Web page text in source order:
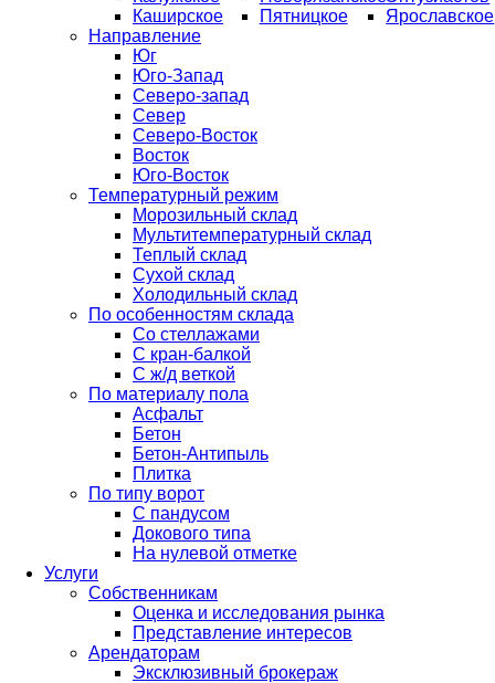
Каширское
Пятницкое
Ярославское
Направление
Юг
Юго-Запад
Северо-запад
Север
Северо-Восток
Восток
Юго-Восток
Температурный режим
Морозильный склад
Мультитемпературный склад
Теплый склад
Сухой склад
Холодильный склад
По особенностям склада
Со стеллажами
С кран-балкой
С ж/д веткой
По материалу пола
Асфальт
Бетон
Бетон-Антипыль
Плитка
По типу ворот
С пандусом
Докового типа
На нулевой отметке
Услуги
Собственникам
Оценка и исследования рынка
Представление интересов
Арендаторам
Эксклюзивный брокераж